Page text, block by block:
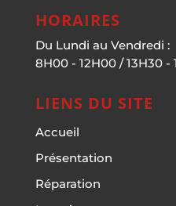
HORAIRES
Du Lundi au Vendredi :
8H00 - 12H00 / 13H30 -
LIENS DU SITE
Accueil
Présentation
Réparation